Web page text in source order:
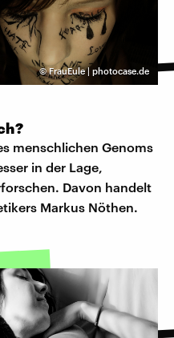
©FrauEule | photocase.de
menschlichen Genoms
in der Lage,
Davon handelt
Markus Nöthen.